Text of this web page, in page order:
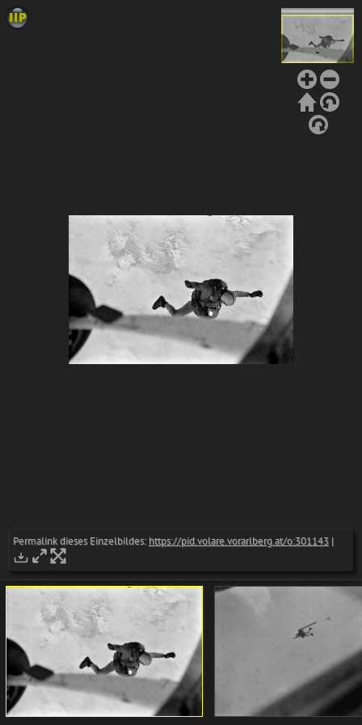
Permalink dieses Einzelbildes:https://pid.volare.vorarlberg.at/o:301143 |